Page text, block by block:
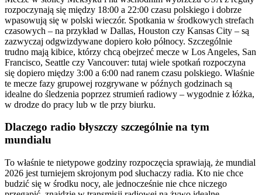
rozpoczynają się między 18:00 a 22:00 czasu polskiego i dobrze
wpasowują się w polski wieczór. Spotkania w środkowych strefach
czasowych – na przykład w Dallas, Houston czy Kansas City – są
zazwyczaj odgwizdywane dopiero koło północy. Szczególnie
trudno mają kibice, którzy chcą obejrzeć mecze w Los Angeles, San
Francisco, Seattle czy Vancouver: tutaj wiele spotkań rozpoczyna
się dopiero między 3:00 a 6:00 nad ranem czasu polskiego. Właśnie
te mecze fazy grupowej rozgrywane w późnych godzinach są
idealne do śledzenia poprzez strumień radiowy – wygodnie z łóżka,
w drodze do pracy lub w tle przy biurku.
Dlaczego radio błyszczy szczególnie na tym
mundialu
To właśnie te nietypowe godziny rozpoczęcia sprawiają, że mundial
2026 jest turniejem skrojonym pod słuchaczy radia. Kto nie chce
budzić się w środku nocy, ale jednocześnie nie chce niczego